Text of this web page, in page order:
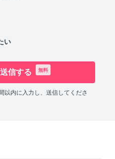
い
信する 無料
以内に入力し、送信してくださ